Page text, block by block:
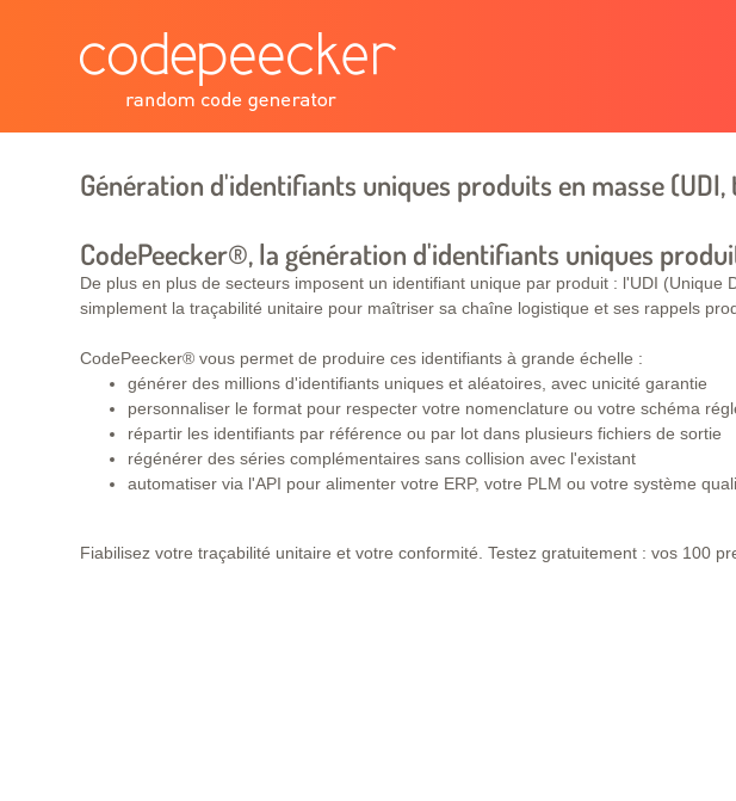
Génération d'identifiants uniques produits en masse
CodePeecker®, la génération d'identifiants uniques
De plus en plus de secteurs imposent un identifiant unique par produit : l'UDI
simplement la traçabilité unitaire pour maîtriser sa chaîne logistique et ses rappels
CodePeecker® vous permet de produire ces identifiants à grande échelle :
générer des millions d'identifiants uniques et aléatoires, avec unicité garantie
personnaliser le format pour respecter votre nomenclature ou votre schéma
répartir les identifiants par référence ou par lot dans plusieurs fichiers de sortie
régénérer des séries complémentaires sans collision avec l'existant
automatiser via l'API pour alimenter votre ERP, votre PLM ou votre système
Fiabilisez votre traçabilité unitaire et votre conformité. Testez gratuitement : vos 100